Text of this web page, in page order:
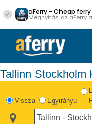
aFerry - Cheap
Megnyitás az aFerry
Tallinn Stockholm
Vissza Egyirányú